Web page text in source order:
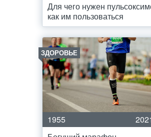
Для чего нужен
как им пользоваться
ЗДОРОВЬЕ
1955